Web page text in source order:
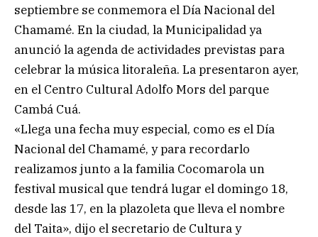
septiembre se conmemora el Día Nacional del
Chamamé. En la ciudad, la Municipalidad ya
anunció la agenda de actividades previstas para
celebrar la música litoraleña. La presentaron ayer,
en el Centro Cultural Adolfo Mors del parque
Cambá Cuá.
«Llega una fecha muy especial, como es el Día
Nacional del Chamamé, y para recordarlo
realizamos junto a la familia Cocomarola un
festival musical que tendrá lugar el domingo 18,
desde las 17, en la plazoleta que lleva el nombre
del Taita», dijo el secretario de Cultura y